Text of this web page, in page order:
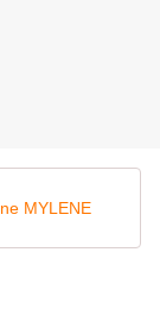
MYLENE